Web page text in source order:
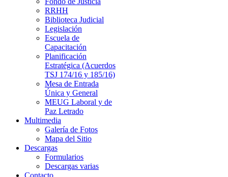
RRHH
Biblioteca Judicial
Legislación
Escuela de
Capacitación
Planificación
Estratégica (Acuerdos
TSJ 174/16 y 185/16)
Mesa de Entrada
Única y General
MEUG Laboral y de
Paz Letrado
Multimedia
Galería de Fotos
Mapa del Sitio
Descargas
Formularios
Descargas varias
Contacto